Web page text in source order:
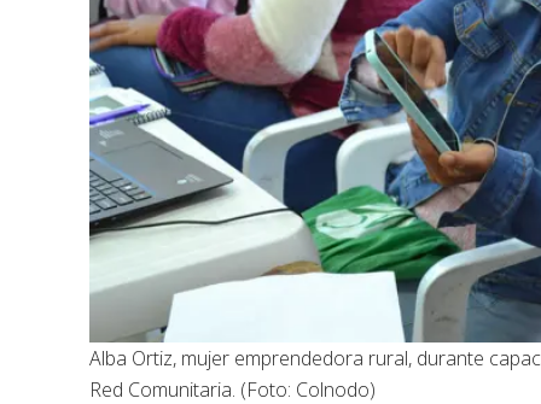
Alba Ortiz, mujer emprendedora rural, durante
Red Comunitaria. (Foto: Colnodo)